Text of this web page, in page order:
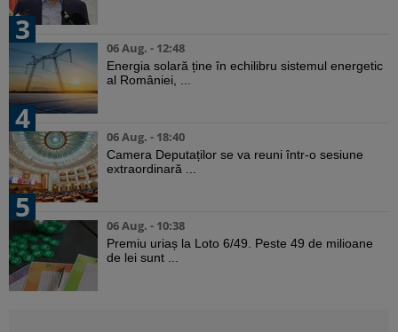
3
06 Aug. - 12:48
Energia solară ține în echilibru sistemul energetic
al României, ...
4
06 Aug. - 18:40
Camera Deputaților se va reuni într-o sesiune
extraordinară ...
5
06 Aug. - 10:38
Premiu uriaș la Loto 6/49. Peste 49 de milioane
de lei sunt ...